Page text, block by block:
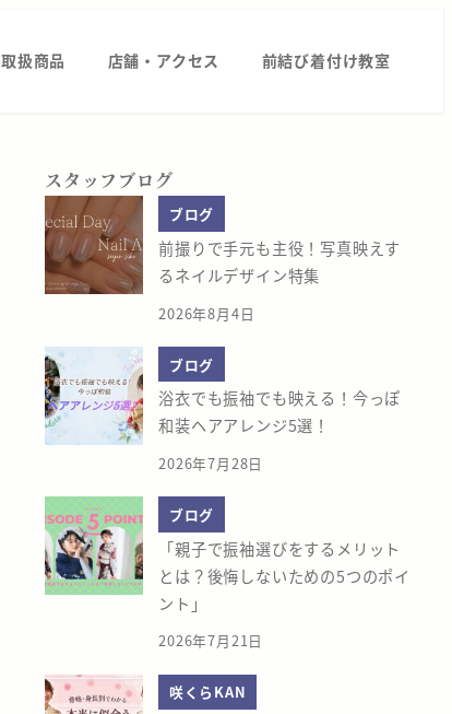
取扱商品 店舗・アクセス 前結び着付け教室
スタッフブログ
ブログ
前撮りで手元も主役！写真映えす
るネイルデザイン特集
2026年8月4日
ブログ
浴衣でも振袖でも映える！今っぽ
和装ヘアアレンジ5選！
2026年7月28日
ブログ
「親子で振袖選びをするメリット
とは？後悔しないための5つのポイ
ント」
2026年7月21日
咲くらKAN